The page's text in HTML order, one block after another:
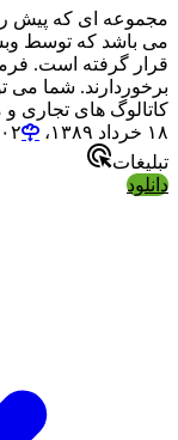
مجموعه ای که پیش
می باشد که توسط
برخوردارند. شما می
کاتالوگ های تجاری و
۱۸ خرداد ۱۳۸۹،‏ ۲:۰۲
تبلیغات
دانلود